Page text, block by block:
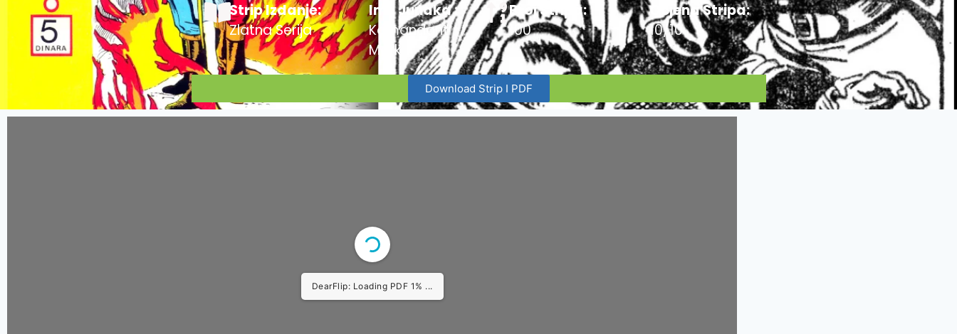
Strip Izdanje:
Zlatna Serija
Ime Junaka :
Komandant
Mark
Broj Stripa:
100
Ocjena Stripa:
10/10
Download Strip I PDF
DearFlip: Loading PDF 1% ...